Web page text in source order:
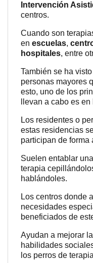
Intervención
centros.
Cuando son
en escuelas,
hospitales, entre
También se ha
personas mayores
esto, uno de los
llevan a cabo es en
Los residentes o
estas residencias
participan de forma
Suelen entablar
terapia
hablándoles.
Los centros donde
necesidades
beneficiados de
Ayudan a mejorar
habilidades
los perros de